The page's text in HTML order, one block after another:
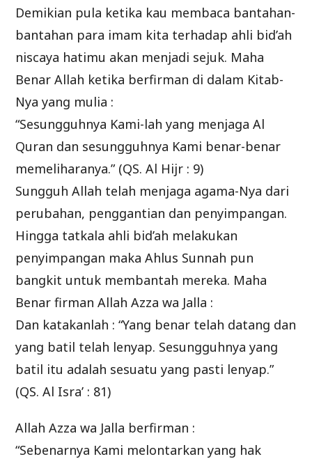
Demikian pula ketika kau membaca bantahan-
bantahan para imam kita terhadap ahli bid’ah
niscaya hatimu akan menjadi sejuk. Maha
Benar Allah ketika berfirman di dalam Kitab-
Nya yang mulia :
“Sesungguhnya Kami-lah yang menjaga Al
Quran dan sesungguhnya Kami benar-benar
memeliharanya.” (QS. Al Hijr : 9)
Sungguh Allah telah menjaga agama-Nya dari
perubahan, penggantian dan penyimpangan.
Hingga tatkala ahli bid’ah melakukan
penyimpangan maka Ahlus Sunnah pun
bangkit untuk membantah mereka. Maha
Benar firman Allah Azza wa Jalla :
Dan katakanlah : “Yang benar telah datang dan
yang batil telah lenyap. Sesungguhnya yang
batil itu adalah sesuatu yang pasti lenyap.”
(QS. Al Isra’ : 81)
Allah Azza wa Jalla berfirman :
“Sebenarnya Kami melontarkan yang hak